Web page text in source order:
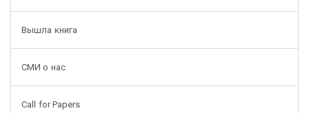
Вышла книга
СМИ о нас
Call for Papers